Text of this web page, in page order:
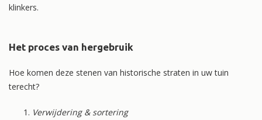
klinkers.
Het proces van hergebruik
Hoe komen deze stenen van historische straten in uw tuin
terecht?
Verwijdering & sortering